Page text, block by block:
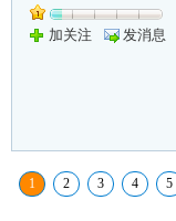
加关注 发消息
1 2 3 4 5